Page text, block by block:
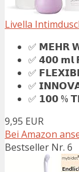
Livella
✅ 𝗠𝗘𝗛𝗥
✅ 𝟰𝟬𝟬 𝗺𝗹
✅
✅
✅ 𝟭𝟬𝟬 %
9,95 EUR
Bei Amazon
Bestseller Nr. 6